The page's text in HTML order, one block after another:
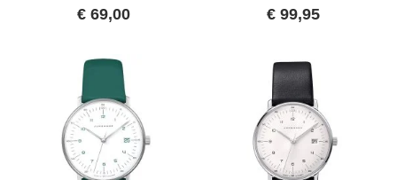
€ 69,00 € 99,95